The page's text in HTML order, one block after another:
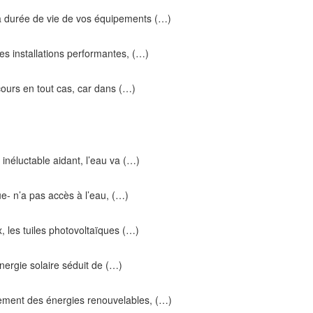
durée de vie de vos équipements (…)
installations performantes, (…)
en tout cas, car dans (…)
aidant, l’eau va (…)
n’a pas accès à l’eau, (…)
les tuiles photovoltaïques (…)
solaire séduit de (…)
des énergies renouvelables, (…)